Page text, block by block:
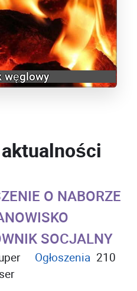
węglowy
O NABORZE
SOCJALNY
Ogłoszenia 210